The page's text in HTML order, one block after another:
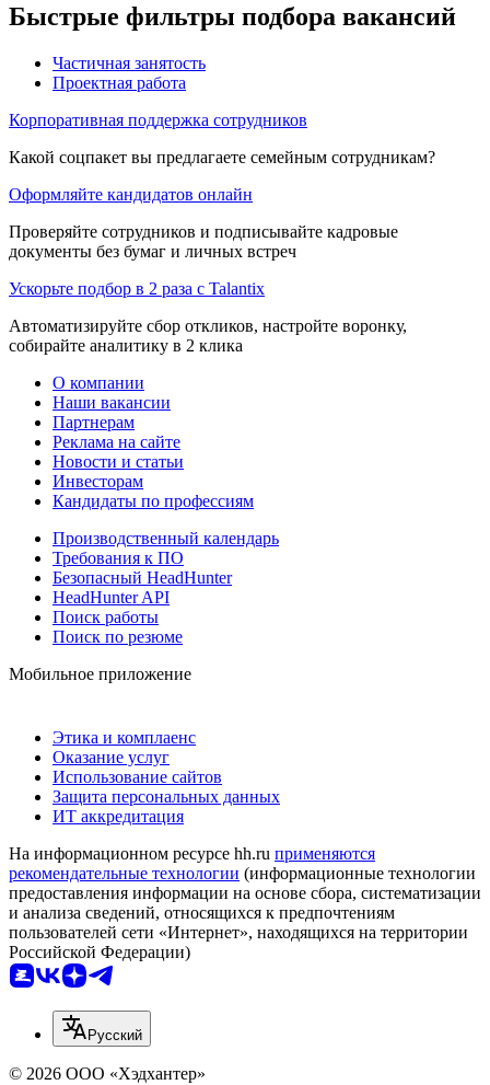
Быстрые фильтры подбора вакансий
Частичная занятость
Проектная работа
Корпоративная поддержка сотрудников
Какой соцпакет вы предлагаете семейным сотрудникам?
Оформляйте кандидатов онлайн
Проверяйте сотрудников и подписывайте кадровые
документы без бумаг и личных встреч
Ускорьте подбор в 2 раза с Talantix
Автоматизируйте сбор откликов, настройте воронку,
собирайте аналитику в 2 клика
О компании
Наши вакансии
Партнерам
Реклама на сайте
Новости и статьи
Инвесторам
Кандидаты по профессиям
Производственный календарь
Требования к ПО
Безопасный HeadHunter
HeadHunter API
Поиск работы
Поиск по резюме
Мобильное приложение
Этика и комплаенс
Оказание услуг
Использование сайтов
Защита персональных данных
ИТ аккредитация
На информационном ресурсе hh.ru применяются
рекомендательные технологии (информационные технологии
предоставления информации на основе сбора, систематизации
и анализа сведений, относящихся к предпочтениям
пользователей сети «Интернет», находящихся на территории
Российской Федерации)
Русский
© 2026 ООО «Хэдхантер»